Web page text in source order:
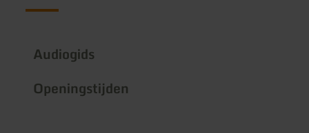
Audiogids
Openingstijden